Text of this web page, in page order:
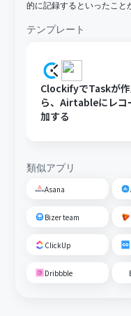
的に記録するといったこと
テンプレート
ClockifyでTaskが
ら、Airtableにレコ
加する
類似アプリ
Asana
Bizer team
ClickUp
Dribbble